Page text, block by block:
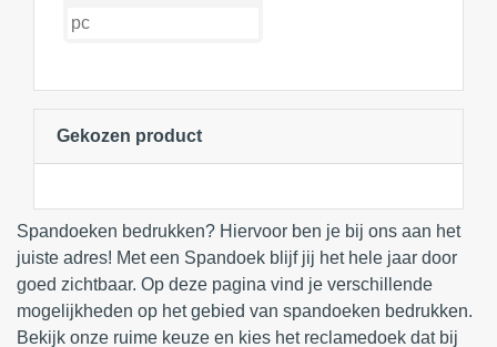
Gekozen product
Spandoeken bedrukken? Hiervoor ben je bij ons aan het
juiste adres! Met een Spandoek blijf jij het hele jaar door
goed zichtbaar. Op deze pagina vind je verschillende
mogelijkheden op het gebied van spandoeken bedrukken.
Bekijk onze ruime keuze en kies het reclamedoek dat bij